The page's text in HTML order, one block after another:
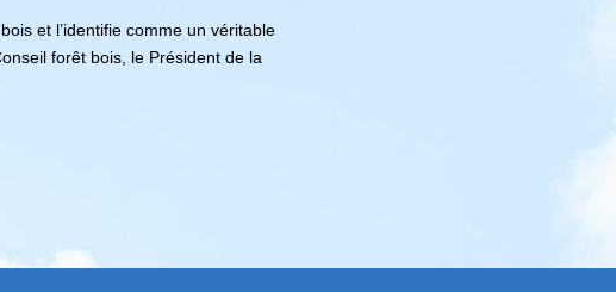
et l’identifie comme un véritable
forêt bois, le Président de la